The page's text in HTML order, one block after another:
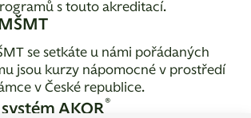
s touto akreditací.
se setkáte u námi pořádaných
jsou kurzy nápomocné v prostředí
v České republice.
AKOR®